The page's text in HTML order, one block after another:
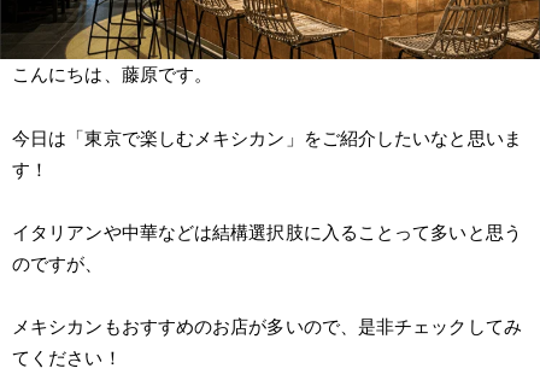
こんにちは、藤原です。
今日は「東京で楽しむメキシカン」をご紹介したいなと思いま
す！
イタリアンや中華などは結構選択肢に入ることって多いと思う
のですが、
メキシカンもおすすめのお店が多いので、是非チェックしてみ
てください！